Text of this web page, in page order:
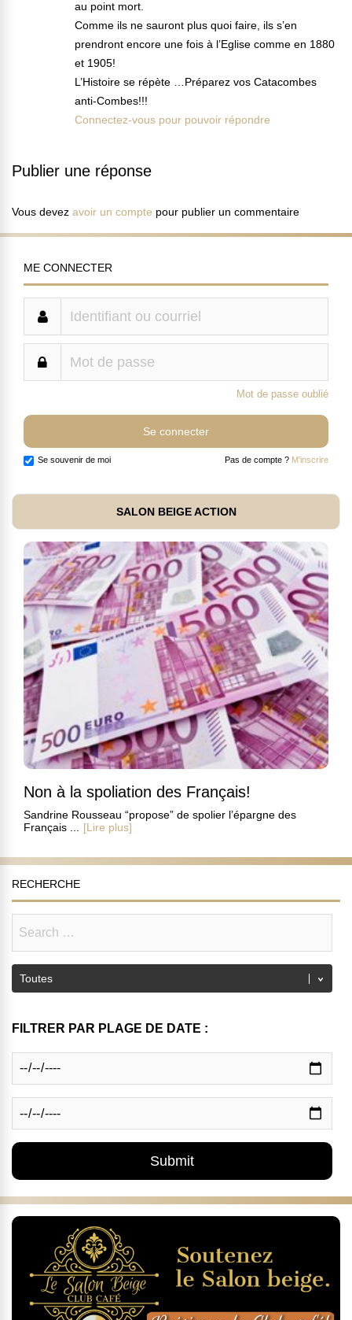
au point mort.
Comme ils ne sauront plus quoi faire, ils s’en
prendront encore une fois à l’Eglise comme en 1880
et 1905!
L’Histoire se répète …Préparez vos Catacombes
anti-Combes!!!
Connectez-vous pour pouvoir répondre
Publier une réponse
Vous devez avoir un compte pour publier un commentaire
ME CONNECTER
Mot de passe oublié
Se souvenir de moi Pas de compte ? M'inscrire
SALON BEIGE ACTION
Non à la spoliation des Français!
Sandrine Rousseau “propose” de spolier l’épargne des
Français ...
[Lire plus]
RECHERCHE
FILTRER PAR PLAGE DE DATE :